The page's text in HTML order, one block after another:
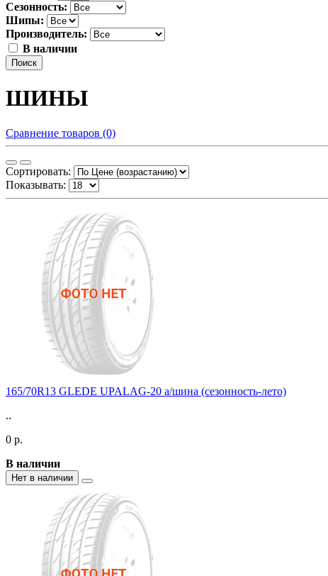
Сезонность:
Шипы:
Производитель:
В наличии
Поиск
ШИНЫ
Сравнение товаров (0)
Сортировать:
Показывать:
165/70R13 GLEDE UPALAG-20 а/шина (сезонность-лето)
..
0 р.
В наличии
Нет в наличии